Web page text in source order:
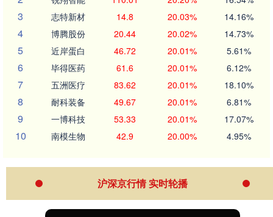
3 志特新材 14.8 20.03% 14.16%
4 博腾股份 20.44 20.02% 14.73%
5 近岸蛋白 46.72 20.01% 5.61%
6 毕得医药 61.6 20.01% 6.12%
7 五洲医疗 83.62 20.01% 18.10%
8 耐科装备 49.67 20.01% 6.81%
9 一博科技 53.33 20.01% 17.07%
10 南模生物 42.9 20.00% 4.95%
沪深京行情 实时轮播